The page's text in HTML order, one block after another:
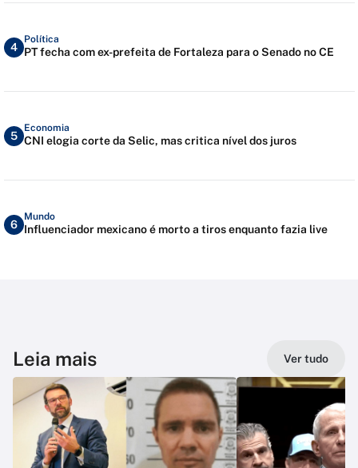
4
Política
PT fecha com ex-prefeita de Fortaleza para o Senado no CE
5
Economia
CNI elogia corte da Selic, mas critica nível dos juros
6
Mundo
Influenciador mexicano é morto a tiros enquanto fazia live
Leia mais Ver tudo